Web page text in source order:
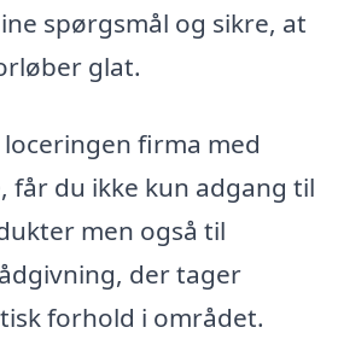
spørgsmål og sikre, at
glat.
firma med
får du ikke kun adgang til
men også til
der tager
forhold i området.